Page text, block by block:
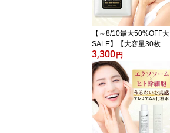
【～8/10最大50%OFF大
SALE】【大容量30枚】
ヒト幹細胞 エクソソーム
フェイスパック フェイス
マスク セルメソッド 大
容量 日本製 美容パック
ギフト コスメ シートマ
スク EGF FGF 成長因子
グロスファクター しわ
しみ 毛穴 エイジングケ
3,300 円